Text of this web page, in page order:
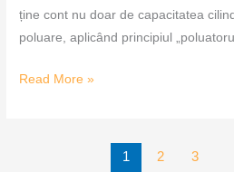
ține cont nu doar de capacitatea
poluare, aplicând principiul
Read More »
1 2 3